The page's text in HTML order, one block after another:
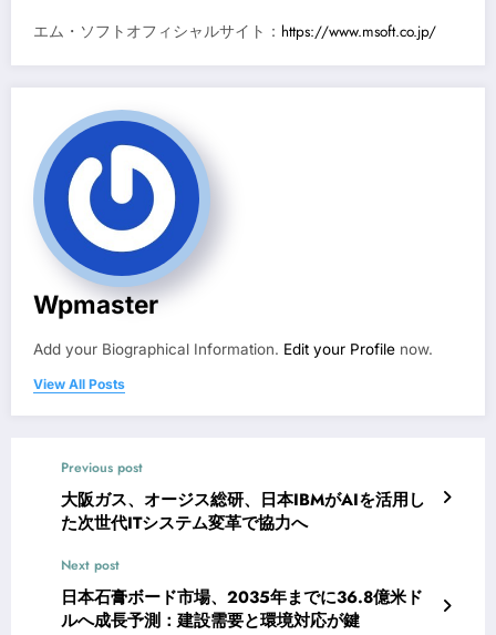
エム・ソフトオフィシャルサイト： https://www.msoft.co.jp/
Wpmaster
Add your Biographical Information. Edit your Profile now.
View All Posts
Previous post
大阪ガス、オージス総研、日本IBMがAIを活用し
た次世代ITシステム変革で協力へ
Next post
日本石膏ボード市場、2035年までに36.8億米ド
ルへ成長予測：建設需要と環境対応が鍵